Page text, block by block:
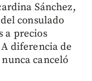
Sánchez,
consulado
a precios
diferencia de
canceló